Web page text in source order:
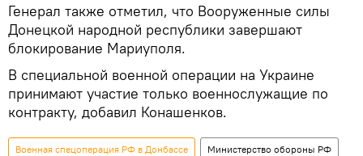
Генерал также отметил, что Вооруженные силы
Донецкой народной республики завершают
блокирование Мариуполя.
В специальной военной операции на Украине
принимают участие только военнослужащие по
контракту, добавил Конашенков.
Военная спецоперация РФ в Донбассе Министерство обороны РФ